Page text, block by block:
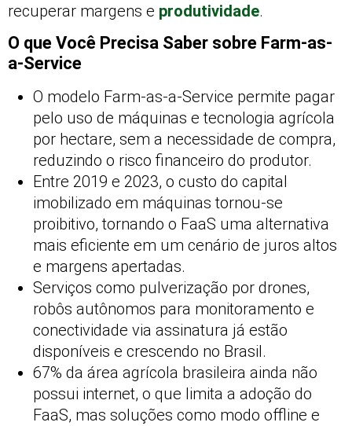
recuperar margens e produtividade.
O que Você Precisa Saber sobre Farm-as-
a-Service
O modelo Farm-as-a-Service permite pagar
pelo uso de máquinas e tecnologia agrícola
por hectare, sem a necessidade de compra,
reduzindo o risco financeiro do produtor.
Entre 2019 e 2023, o custo do capital
imobilizado em máquinas tornou-se
proibitivo, tornando o FaaS uma alternativa
mais eficiente em um cenário de juros altos
e margens apertadas.
Serviços como pulverização por drones,
robôs autônomos para monitoramento e
conectividade via assinatura já estão
disponíveis e crescendo no Brasil.
67% da área agrícola brasileira ainda não
possui internet, o que limita a adoção do
FaaS, mas soluções como modo offline e